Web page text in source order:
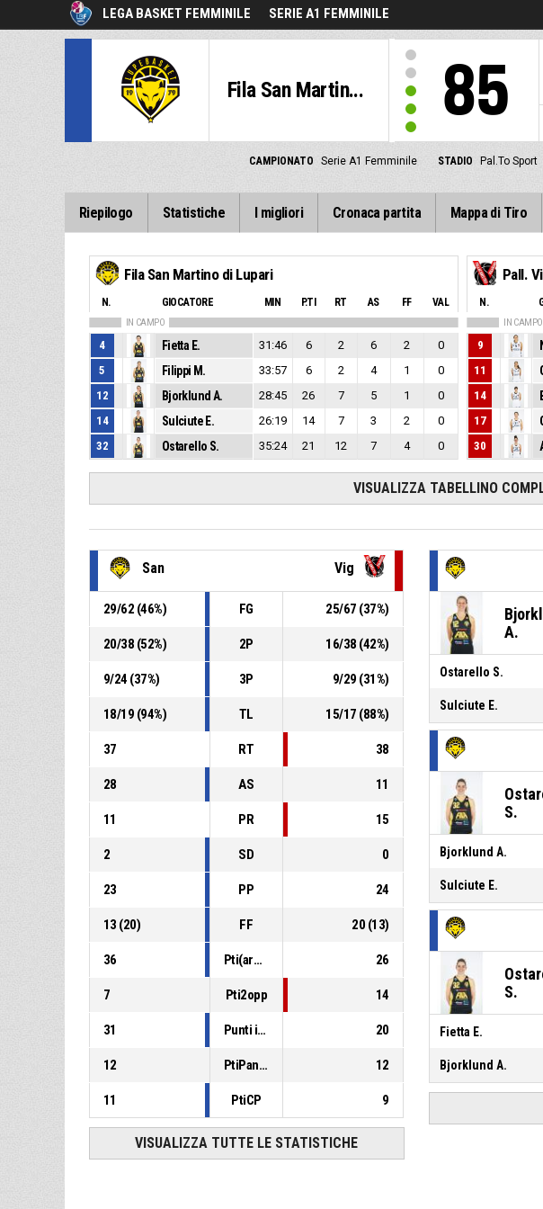
LEGA BASKET FEMMINILE SERIE A1 FEMMINILE
Fila San Martin... 85
CAMPIONATO Serie A1 Femminile STADIO Pal.To Sport
Riepilogo Statistiche I migliori Cronaca partita Mappa di Tiro
Fila San Martino di Lupari
N. GIOCATORE MIN P.TI RT AS FF VAL
IN CAMPO
4 Fietta E. 31:46 6 2 6 2
0
5
Filippi M. 33:57 6 2 4 1
0
12
Bjorklund A. 28:45 26 7 5 1
0
14
Sulciute E. 26:19 14 7 3 2
0
32
Ostarello S. 35:24 21 12 7 4 0
Pall.
N.
IN CAMPO
9
11
14
17
30
VISUALIZZA TABELLINO
San Vig
29/62 (46%) FG 25/67 (37%)
20/38 (52%) 2P 16/38 (42%)
9/24 (37%) 3P 9/29 (31%)
18/19 (94%) TL 15/17 (88%)
37 RT 38
28 AS 11
11 PR 15
2 SD 0
23 PP 24
13 (20) FF 20 (13)
36 Pti(area) 26
7 Pti2opp 14
31 Punti in contropiede 20
12 PtiPanch 12
11 PtiCP 9
VISUALIZZA TUTTE LE STATISTICHE
A.
Ostarello S.
Sulciute E.
S.
Bjorklund A.
Sulciute E.
S.
Fietta E.
Bjorklund A.